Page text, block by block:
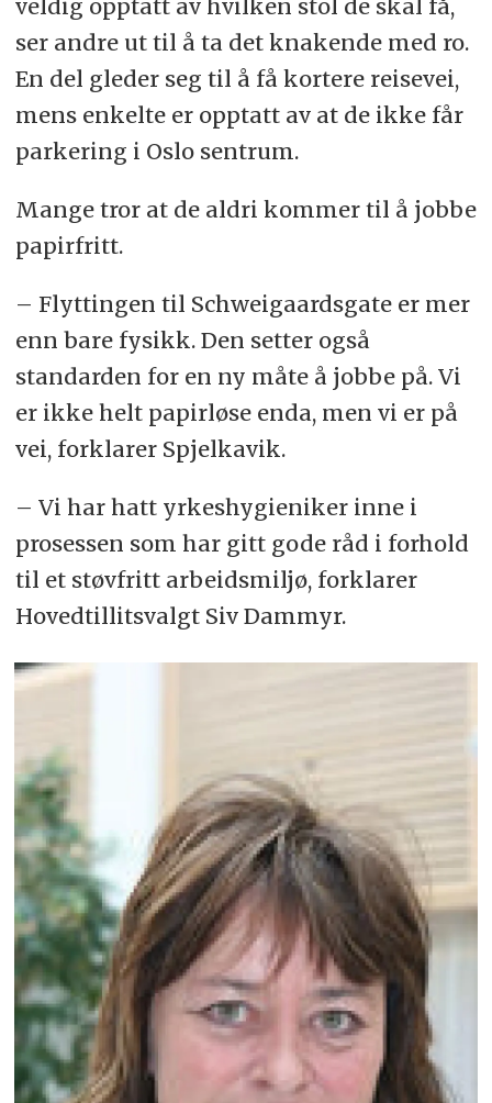
veldig opptatt av hvilken stol de skal få,
ser andre ut til å ta det knakende med ro.
En del gleder seg til å få kortere reisevei,
mens enkelte er opptatt av at de ikke får
parkering i Oslo sentrum.
Mange tror at de aldri kommer til å jobbe
papirfritt.
– Flyttingen til Schweigaardsgate er mer
enn bare fysikk. Den setter også
standarden for en ny måte å jobbe på. Vi
er ikke helt papirløse enda, men vi er på
vei, forklarer Spjelkavik.
– Vi har hatt yrkeshygieniker inne i
prosessen som har gitt gode råd i forhold
til et støvfritt arbeidsmiljø, forklarer
Hovedtillitsvalgt Siv Dammyr.